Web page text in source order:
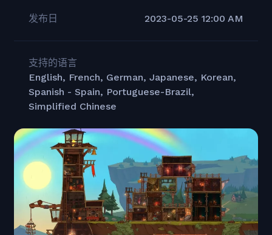
发布日 2023-05-25 12:00 AM
支持的语言
English, French, German, Japanese, Korean,
Spanish - Spain, Portuguese-Brazil,
Simplified Chinese